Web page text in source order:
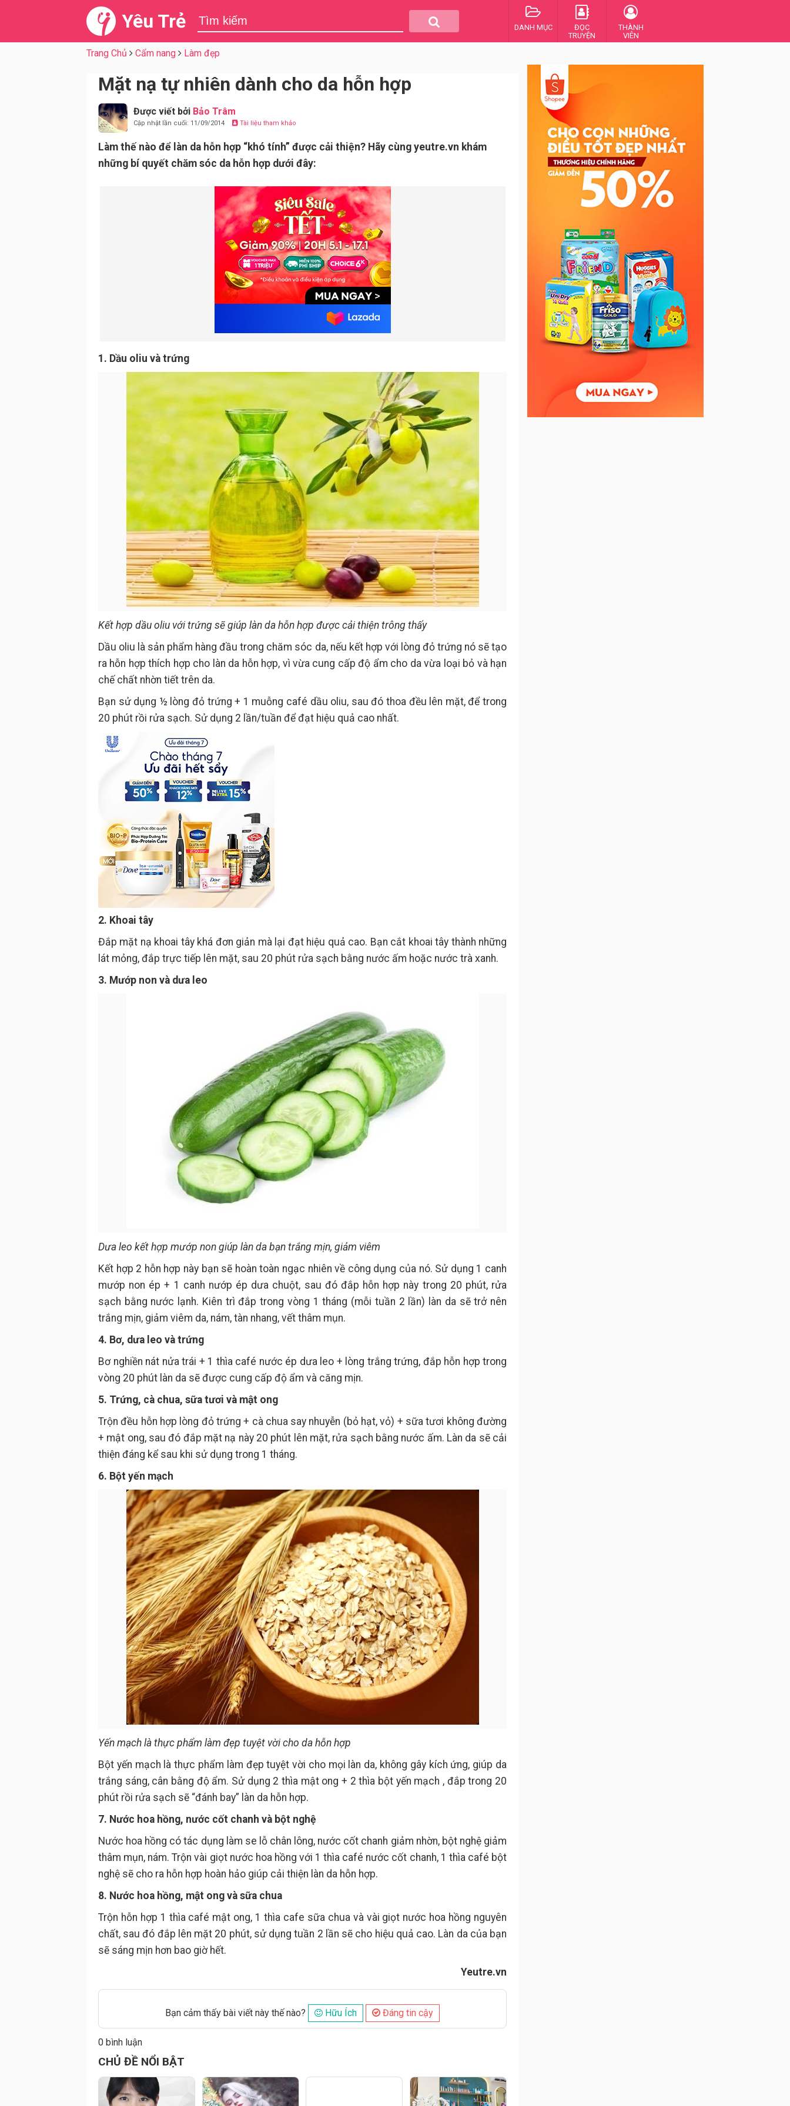
Yêu Trẻ DANH MỤC
ĐỌC
TRUYỆN
THÀNH
VIÊN
Trang Chủ Cẩm nang Làm đẹp
Mặt nạ tự nhiên dành cho da hỗn hợp
Được viết bởi Bảo Trâm
Cập nhật lần cuối: 11/09/2014 Tài liệu tham khảo
Làm thế nào để làn da hỗn hợp “khó tính” được cải thiện? Hãy cùng yeutre.vn khám
những bí quyết chăm sóc da hỗn hợp dưới đây:
1. Dầu oliu và trứng
Kết hợp dầu oliu với trứng sẽ giúp làn da hỗn hợp được cải thiện trông thấy
Dầu oliu là sản phẩm hàng đầu trong chăm sóc da, nếu kết hợp với lòng đỏ trứng nó sẽ tạo
ra hỗn hợp thích hợp cho làn da hỗn hợp, vì vừa cung cấp độ ẩm cho da vừa loại bỏ và hạn
chế chất nhờn tiết trên da.
Bạn sử dụng ½ lòng đỏ trứng + 1 muỗng café dầu oliu, sau đó thoa đều lên mặt, để trong
20 phút rồi rửa sạch. Sử dụng 2 lần/tuần để đạt hiệu quả cao nhất.
2. Khoai tây
Đắp mặt nạ khoai tây khá đơn giản mà lại đạt hiệu quả cao. Bạn cắt khoai tây thành những
lát mỏng, đắp trực tiếp lên mặt, sau 20 phút rửa sạch bằng nước ấm hoặc nước trà xanh.
3. Mướp non và dưa leo
Dưa leo kết hợp mướp non giúp làn da bạn trắng mịn, giảm viêm
Kết hợp 2 hỗn hợp này bạn sẽ hoàn toàn ngạc nhiên về công dụng của nó. Sử dụng 1 canh
mướp non ép + 1 canh nướp ép dưa chuột, sau đó đắp hỗn hợp này trong 20 phút, rửa
sạch bằng nước lạnh. Kiên trì đắp trong vòng 1 tháng (mỗi tuần 2 lần) làn da sẽ trở nên
trắng mịn, giảm viêm da, nám, tàn nhang, vết thâm mụn.
4. Bơ, dưa leo và trứng
Bơ nghiền nát nửa trái + 1 thìa café nước ép dưa leo + lòng trắng trứng, đắp hỗn hợp trong
vòng 20 phút làn da sẽ được cung cấp độ ẩm và căng mịn.
5. Trứng, cà chua, sữa tươi và mật ong
Trộn đều hỗn hợp lòng đỏ trứng + cà chua say nhuyễn (bỏ hạt, vỏ) + sữa tươi không đường
+ mật ong, sau đó đắp mặt nạ này 20 phút lên mặt, rửa sạch bằng nước ấm. Làn da sẽ cải
thiện đáng kể sau khi sử dụng trong 1 tháng.
6. Bột yến mạch
Yến mạch là thực phẩm làm đẹp tuyệt vời cho da hỗn hợp
Bột yến mạch là thực phẩm làm đẹp tuyệt vời cho mọi làn da, không gây kích ứng, giúp da
trắng sáng, cân bằng độ ẩm. Sử dụng 2 thìa mật ong + 2 thìa bột yến mạch , đắp trong 20
phút rồi rửa sạch sẽ “đánh bay” làn da hỗn hợp.
7. Nước hoa hồng, nước cốt chanh và bột nghệ
Nước hoa hồng có tác dụng làm se lỗ chân lông, nước cốt chanh giảm nhờn, bột nghệ giảm
thâm mụn, nám. Trộn vài giọt nước hoa hồng với 1 thìa café nước cốt chanh, 1 thìa café bột
nghệ sẽ cho ra hỗn hợp hoàn hảo giúp cải thiện làn da hỗn hợp.
8. Nước hoa hồng, mật ong và sữa chua
Trộn hỗn hợp 1 thìa café mật ong, 1 thìa cafe sữa chua và vài giọt nước hoa hồng nguyên
chất, sau đó đắp lên mặt 20 phút, sử dụng tuần 2 lần sẽ cho hiệu quả cao. Làn da của bạn
sẽ sáng mịn hơn bao giờ hết.
Yeutre.vn
Bạn cảm thấy bài viết này thế nào? Hữu Ích Đáng tin cậy
0 bình luận
Đăng